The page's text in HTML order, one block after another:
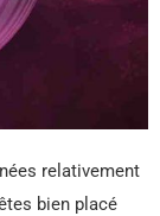
relativement
bien placé